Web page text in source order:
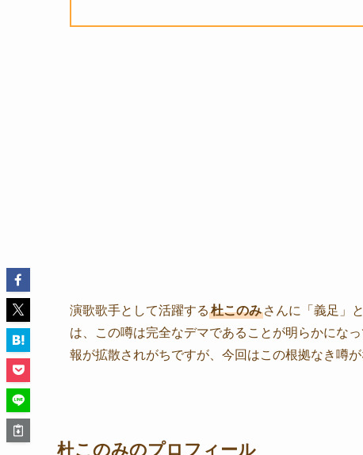
演歌歌手として活躍する 杜このみ さんに「義足」
は、この噂は完全なデマであることが明らかにな
報が拡散されがちですが、今回はこの根拠なき噂
杜このみのプロフィール